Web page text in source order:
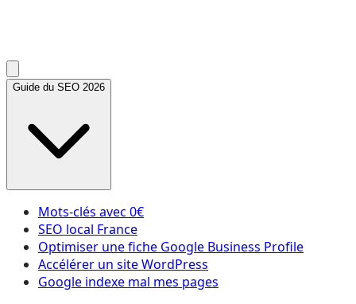
Guide du SEO 2026
Mots-clés avec 0€
SEO local France
Optimiser une fiche Google Business Profile
Accélérer un site WordPress
Google indexe mal mes pages